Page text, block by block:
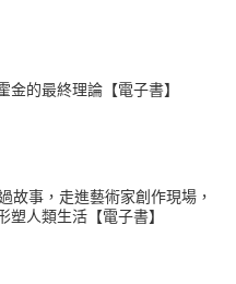
金的最終理論【電子書】
故事，走進藝術家創作現場，
塑人類生活【電子書】